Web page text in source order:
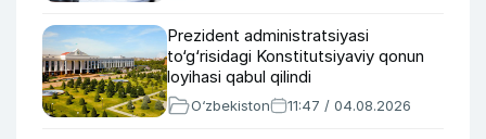
Prezident administratsiyasi
to‘g‘risidagi Konstitutsiyaviy qonun
loyihasi qabul qilindi
O‘zbekiston 11:47 / 04.08.2026